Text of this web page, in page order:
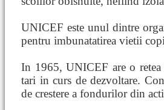
UNICEF este unul dintre
pentru imbunatatirea vietii
In 1965, UNICEF are o retea
tari in curs de dezvoltare.
de crestere a fondurilor din